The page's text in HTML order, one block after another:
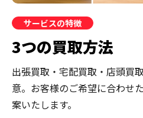
サービスの特徴
3つの買取方法
出張買取・宅配買取・店頭買
意。お客様のご希望に合わせ
案いたします。